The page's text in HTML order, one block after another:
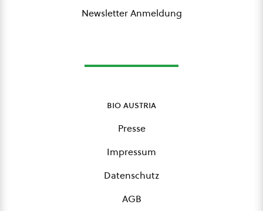
Newsletter Anmeldung
bio austria
Presse
Impressum
Datenschutz
AGB